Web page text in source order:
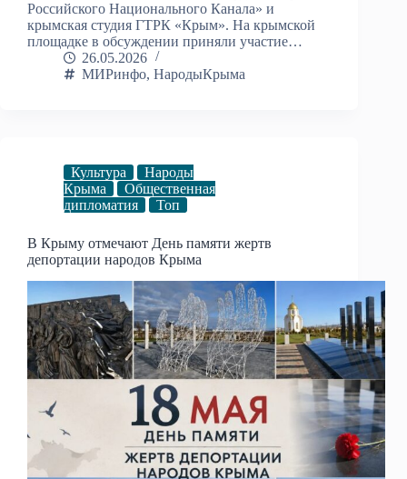
Российского Национального Канала» и
крымская студия ГТРК «Крым». На крымской
площадке в обсуждении приняли участие…
26.05.2026
МИРинфо, НародыКрыма
Культура
Народы
Крыма
Общественная
дипломатия
Топ
В Крыму отмечают День памяти жертв
депортации народов Крыма